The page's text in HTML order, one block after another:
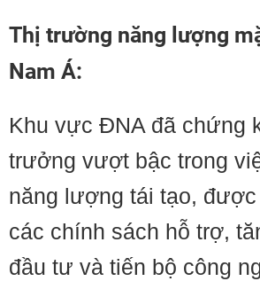
Thị trường năng lượng
Nam Á:
Khu vực ĐNA đã chứng
trưởng vượt bậc trong
năng lượng tái tạo,
các chính sách hỗ trợ,
đầu tư và tiến bộ công